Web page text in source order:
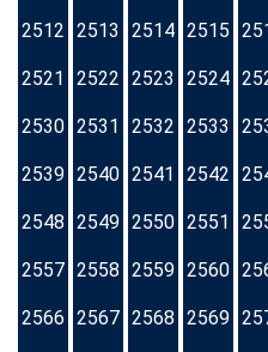
2512 2513 2514 2515
2521 2522 2523 2524
2530 2531 2532 2533
2539 2540 2541 2542
2548 2549 2550 2551
2557 2558 2559 2560
2566 2567 2568 2569